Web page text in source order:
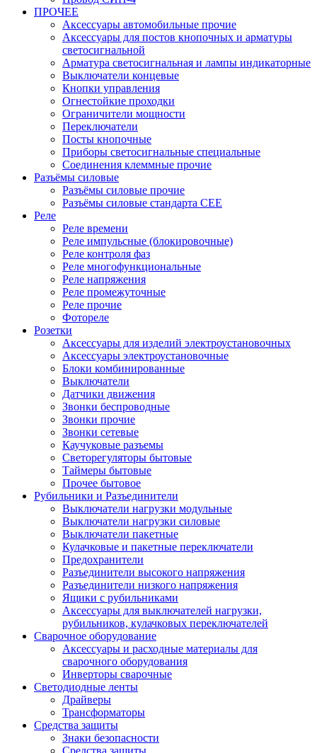
ПРОЧЕЕ
Аксессуары автомобильные прочие
Аксессуары для постов кнопочных и арматуры
светосигнальной
Арматура светосигнальная и лампы индикаторные
Выключатели концевые
Кнопки управления
Огнестойкие проходки
Ограничители мощности
Переключатели
Посты кнопочные
Приборы светосигнальные специальные
Соединения клеммные прочие
Разъёмы силовые
Разъёмы силовые прочие
Разъёмы силовые стандарта CEE
Реле
Реле времени
Реле импульсные (блокировочные)
Реле контроля фаз
Реле многофункциональные
Реле напряжения
Реле промежуточные
Реле прочие
Фотореле
Розетки
Аксессуары для изделий электроустановочных
Аксессуары электроустановочные
Блоки комбинированные
Выключатели
Датчики движения
Звонки беспроводные
Звонки прочие
Звонки сетевые
Каучуковые разъемы
Светорегуляторы бытовые
Таймеры бытовые
Прочее бытовое
Рубильники и Разъединители
Выключатели нагрузки модульные
Выключатели нагрузки силовые
Выключатели пакетные
Кулачковые и пакетные переключатели
Предохранители
Разъединители высокого напряжения
Разъединители низкого напряжения
Ящики с рубильниками
Аксессуары для выключателей нагрузки,
рубильников, кулачковых переключателей
Сварочное оборудование
Аксессуары и расходные материалы для
сварочного оборудования
Инверторы сварочные
Светодиодные ленты
Драйверы
Трансформаторы
Средства защиты
Знаки безопасности
Средства защиты